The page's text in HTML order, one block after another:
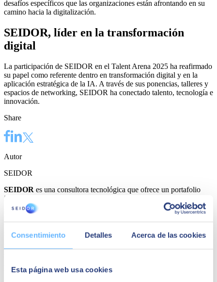
Consentimiento Detalles Acerca de las cookies
Esta página web usa cookies
desafíos específicos que las organizaciones están afrontando en su
camino hacia la digitalización.
SEIDOR, líder en la transformación
digital
La participación de SEIDOR en el Talent Arena 2025 ha reafirmado
su papel como referente dentro en transformación digital y en la
aplicación estratégica de la IA. A través de sus ponencias, talleres y
espacios de networking, SEIDOR ha conectado talento, tecnología e
innovación.
Share
Autor
SEIDOR
SEIDOR es una consultora tecnológica que ofrece un portafolio
integral de soluciones y servicios que cubren los ámbitos de
Inteligencia Artificial, Edge, Customer Experience, Employee
Experience, ERP, Data, Application Modernization, Cloud,
Conectividad y Ciberseguridad. Con una facturación de 894
millones de euros en el ejercicio 2023 y una plantilla formada por
presencia directa en 45 países de Europa, América Latina, Estados
los principales líderes tecnológicos.